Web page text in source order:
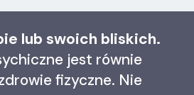
lub swoich bliskich.
jest równie
fizyczne. Nie